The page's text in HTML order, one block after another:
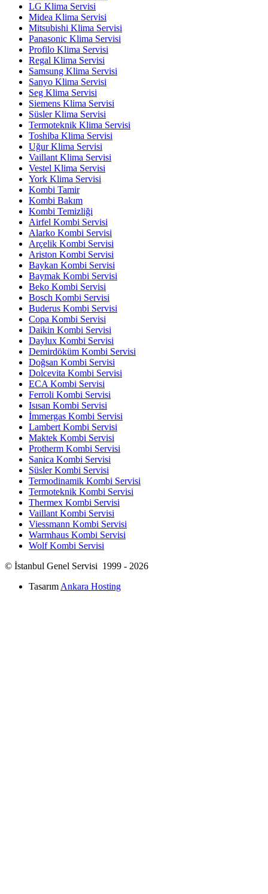
LG Klima Servisi
Midea Klima Servisi
Mitsubishi Klima Servisi
Panasonic Klima Servisi
Profilo Klima Servisi
Regal Klima Servisi
Samsung Klima Servisi
Sanyo Klima Servisi
Seg Klima Servisi
Siemens Klima Servisi
Süsler Klima Servisi
Termoteknik Klima Servisi
Toshiba Klima Servisi
Uğur Klima Servisi
Vaillant Klima Servisi
Vestel Klima Servisi
York Klima Servisi
Kombi Tamir
Kombi Bakım
Kombi Temizliği
Airfel Kombi Servisi
Alarko Kombi Servisi
Arçelik Kombi Servisi
Ariston Kombi Servisi
Baykan Kombi Servisi
Baymak Kombi Servisi
Beko Kombi Servisi
Bosch Kombi Servisi
Buderus Kombi Servisi
Copa Kombi Servisi
Daikin Kombi Servisi
Daylux Kombi Servisi
Demirdöküm Kombi Servisi
Doğsan Kombi Servisi
Dolcevita Kombi Servisi
ECA Kombi Servisi
Ferroli Kombi Servisi
Isısan Kombi Servisi
İmmergas Kombi Servisi
Lambert Kombi Servisi
Maktek Kombi Servisi
Protherm Kombi Servisi
Sanica Kombi Servisi
Süsler Kombi Servisi
Termodinamik Kombi Servisi
Termoteknik Kombi Servisi
Thermex Kombi Servisi
Vaillant Kombi Servisi
Viessmann Kombi Servisi
Warmhaus Kombi Servisi
Wolf Kombi Servisi
© İstanbul Genel Servisi 1999 - 2026
Tasarım Ankara Hosting